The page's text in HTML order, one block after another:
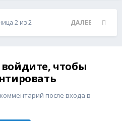
ДАЛЕЕ
2 из 2
чтобы
после входа в